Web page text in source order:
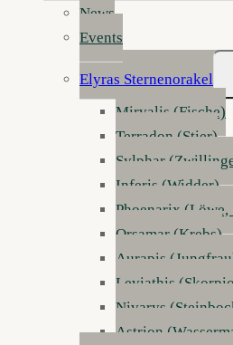
News
Events
Elyras Sternenorakel
Mirvalis (Fische)
Terradon (Stier)
Sylphar
Inferis (Widder)
Phoenarix (Löwe,
Orsamar (Krebs)
Aurapis
Leviathis
Nivarys
Astrion